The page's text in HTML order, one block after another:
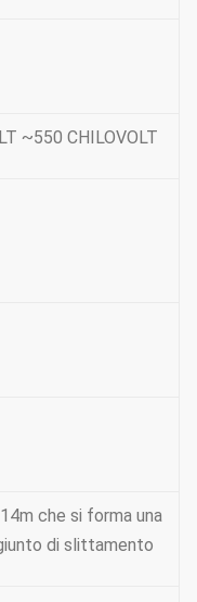
~550 CHILOVOLT
che si forma una
di slittamento